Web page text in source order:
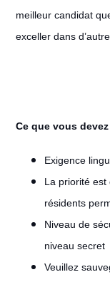
meilleur candidat
exceller dans
Ce que vous
Exigence
La priorité est
résidents
Niveau de
niveau secret
Veuillez